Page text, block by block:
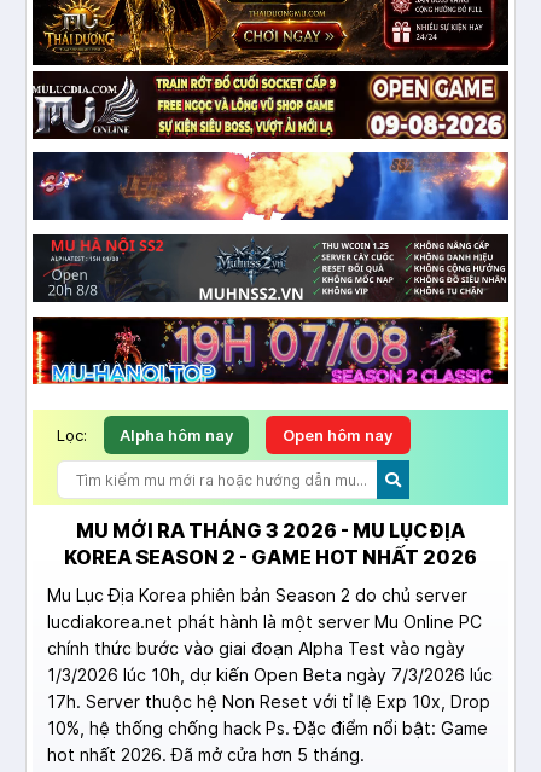
Lọc: Alpha hôm nay Open hôm nay
MU MỚI RA THÁNG 3 2026 - MU LỤC ĐỊA
KOREA SEASON 2 - GAME HOT NHẤT 2026
Mu Lục Địa Korea phiên bản Season 2 do chủ server
lucdiakorea.net phát hành là một server Mu Online PC
chính thức bước vào giai đoạn Alpha Test vào ngày
1/3/2026 lúc 10h, dự kiến Open Beta ngày 7/3/2026 lúc
17h. Server thuộc hệ Non Reset với tỉ lệ Exp 10x, Drop
10%, hệ thống chống hack Ps. Đặc điểm nổi bật: Game
hot nhất 2026. Đã mở cửa hơn 5 tháng.